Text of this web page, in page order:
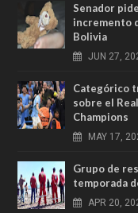
Senador
incremento
Bolivia
JUN 27,
Categórico
sobre el
Champions
MAY 17,
Grupo de
temporada
APR 20,